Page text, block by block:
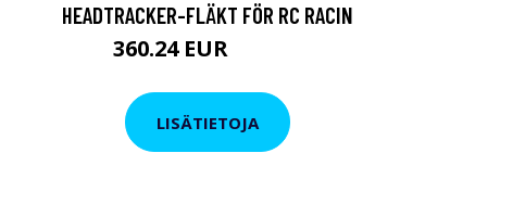
HEADTRACKER-FLÄKT FÖR RC RACIN
360.24 EUR
LISÄTIETOJA